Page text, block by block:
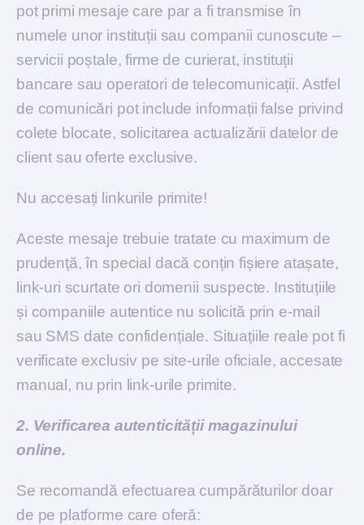
pot primi mesaje care par a fi transmise în
numele unor instituții sau companii cunoscute –
servicii poștale, firme de curierat, instituții
bancare sau operatori de telecomunicații. Astfel
de comunicări pot include informații false privind
colete blocate, solicitarea actualizării datelor de
client sau oferte exclusive.
Nu accesați linkurile primite!
Aceste mesaje trebuie tratate cu maximum de
prudență, în special dacă conțin fișiere atașate,
link-uri scurtate ori domenii suspecte. Instituțiile
și companiile autentice nu solicită prin e-mail
sau SMS date confidențiale. Situațiile reale pot fi
verificate exclusiv pe site-urile oficiale, accesate
manual, nu prin link-urile primite.
2. Verificarea autenticității magazinului
online.
Se recomandă efectuarea cumpărăturilor doar
de pe platforme care oferă: